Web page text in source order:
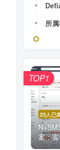
所
23人已
案：
TOP1